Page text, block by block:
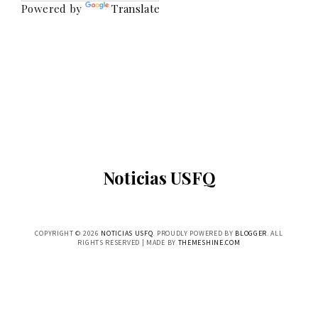
Powered by Translate
Noticias USFQ
COPYRIGHT © 2026 NOTICIAS USFQ. PROUDLY POWERED BY BLOGGER. ALL
RIGHTS RESERVED | MADE BY THEMESHINE.COM